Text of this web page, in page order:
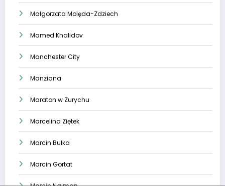
Małgorzata Molęda-Zdziech
Mamed Khalidov
Manchester City
Manziana
Maraton w Zurychu
Marcelina Ziętek
Marcin Bułka
Marcin Gortat